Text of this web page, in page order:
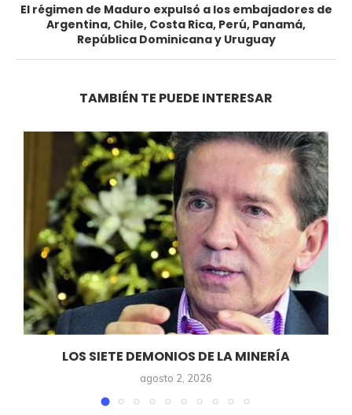
El régimen de Maduro expulsó a los embajadores de
Argentina, Chile, Costa Rica, Perú, Panamá,
República Dominicana y Uruguay
TAMBIÉN TE PUEDE INTERESAR
LOS SIETE DEMONIOS DE LA MINERÍA
agosto 2, 2026